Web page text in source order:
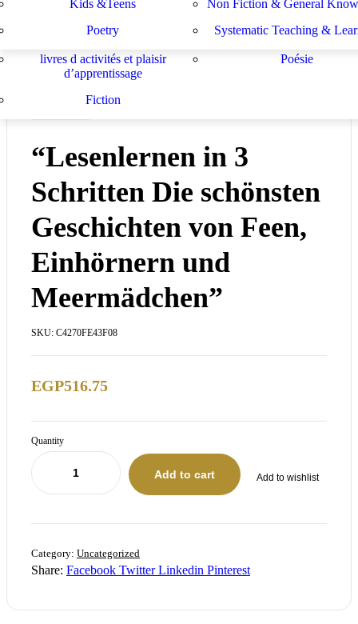
développement de l enseignant
apprentissage
livres d activités et plaisir
d’apprentissage
Poésie
Fiction
Kids &Teens
Non Fiction & General
Poetry
Systematic Teaching &
“Lesenlernen in 3
Schritten Die schönsten
Geschichten von Feen,
Einhörnern und
Meermädchen”
SKU: C4270FE43F08
EGP516.75
Quantity
Add to cart Add to wishlist
Category: Uncategorized
Share: Facebook Twitter Linkedin Pinterest